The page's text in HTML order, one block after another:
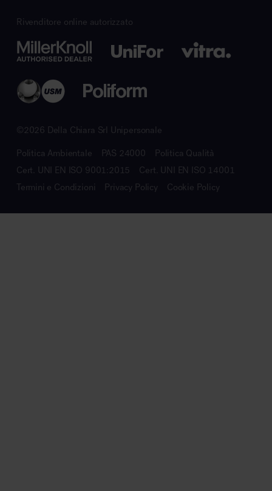
Rivenditore online autorizzato
©2026 Della Chiara Srl Unipersonale
Politica Ambientale PAS 24000
Politica Qualità
Cert. UNI EN ISO 9001:2015
Cert. UNI EN ISO 14001
Termini e Condizioni
Privacy Policy Cookie Policy